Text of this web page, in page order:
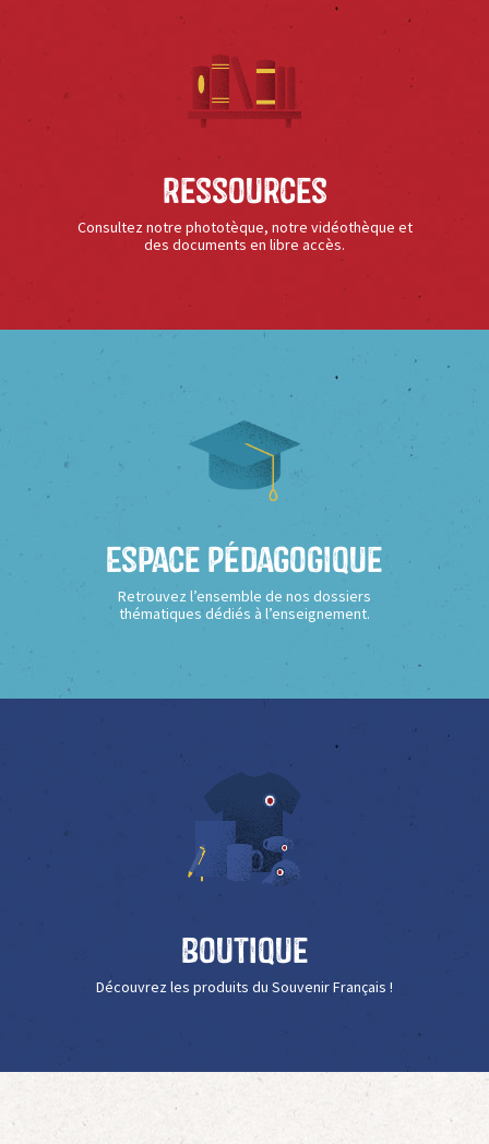
Ressources
Consultez notre phototèque, notre vidéothèque et
des documents en libre accès.
Espace Pédagogique
Retrouvez l’ensemble de nos dossiers
thématiques dédiés à l’enseignement.
Boutique
Découvrez les produits du Souvenir Français !